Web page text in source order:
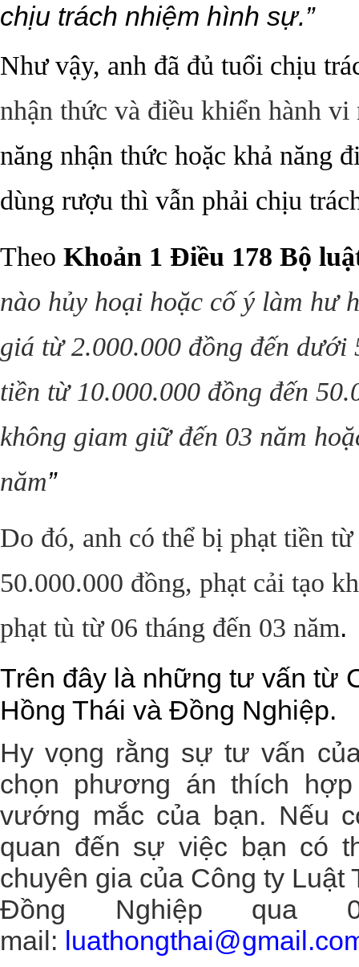
chịu trách nhiệm hình sự.”
Như vậy, anh đã đủ tuổi chịu
nhận thức và điều khiển hành
năng nhận thức hoặc khả năng
dùng rượu thì vẫn phải chịu
Theo Khoản 1 Điều 178 Bộ
nào hủy hoại hoặc cố ý làm hư
giá từ 2.000.000 đồng đến
tiền từ 10.000.000 đồng đến
không giam giữ đến 03 năm
năm”
Do đó, anh có thể bị phạt tiền
50.000.000 đồng, phạt cải tạo
phạt tù từ 06 tháng đến 03 năm.
Trên đây là những tư vấn từ
Hồng Thái và Đồng Nghiệp.
Hy vọng rằng sự tư vấn
chọn phương án thích
vướng mắc của bạn. Nếu
quan đến sự việc bạn có
chuyên gia của Công ty Luật
Đồng Nghiệp qua
mail: